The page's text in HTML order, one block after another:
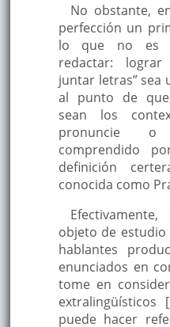
No obstante,
perfección un
lo que no es
redactar:
juntar letras” sea
al punto de
sean los
pronuncie
comprendido
definición
conocida como
objeto de estudio
hablantes
enunciados en
tome en
puede hacer